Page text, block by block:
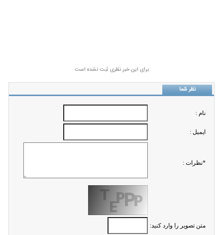
برای این خبر نظری ثبت نشده است
نظر شما
نام :
ايميل :
*نظرات :
متن تصویر را وارد کنید: